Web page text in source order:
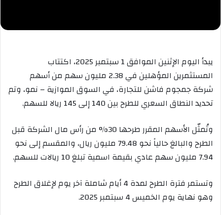
يبدأ اليوم الإثنين الموافق 1 سبتمبر 2025، اكتتاب
المستثمرين المؤهلين في 2.38 مليون سهم من أسهم
شركة جمجوم فاشن للتجارة، في السوق الموازية – نمو، وتم
تحديد النطاق السعري للطرح بين 140 إلى 145 ريالا للسهم.
وتُمثّل الأسهم المقرر طرحها 30% من رأس مال الشركة قبل
الطرح والبالغ حالياً نحو 79.48 مليون ريال، والمقسم إلى نحو
7.94 مليون سهم عادي بقيمة اسمية تبلغ 10 ريالات للسهم.
وتستمر فترة الطرح لمدة 4 أيام شاملة آخر يوم لإغلاق الطرح
وهو نهاية يوم الخميس 4 سبتمبر 2025.